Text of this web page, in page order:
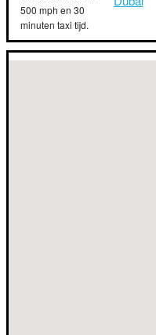
500 mph en 30
minuten taxi tijd.